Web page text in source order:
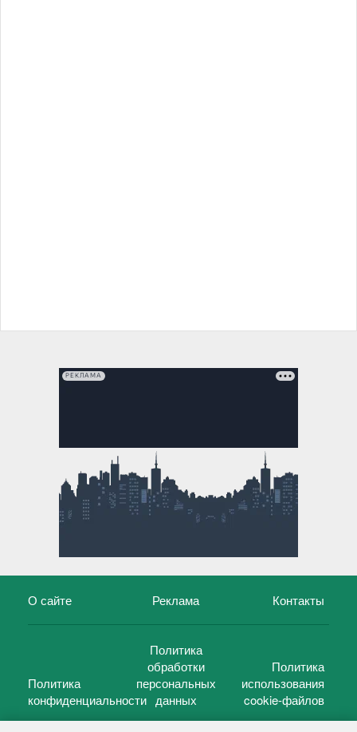
РЕКЛАМА
О сайте Реклама Контакты
Политика
конфиденциальности
Политика
обработки
персональных
данных
Политика
использования
cookie-файлов